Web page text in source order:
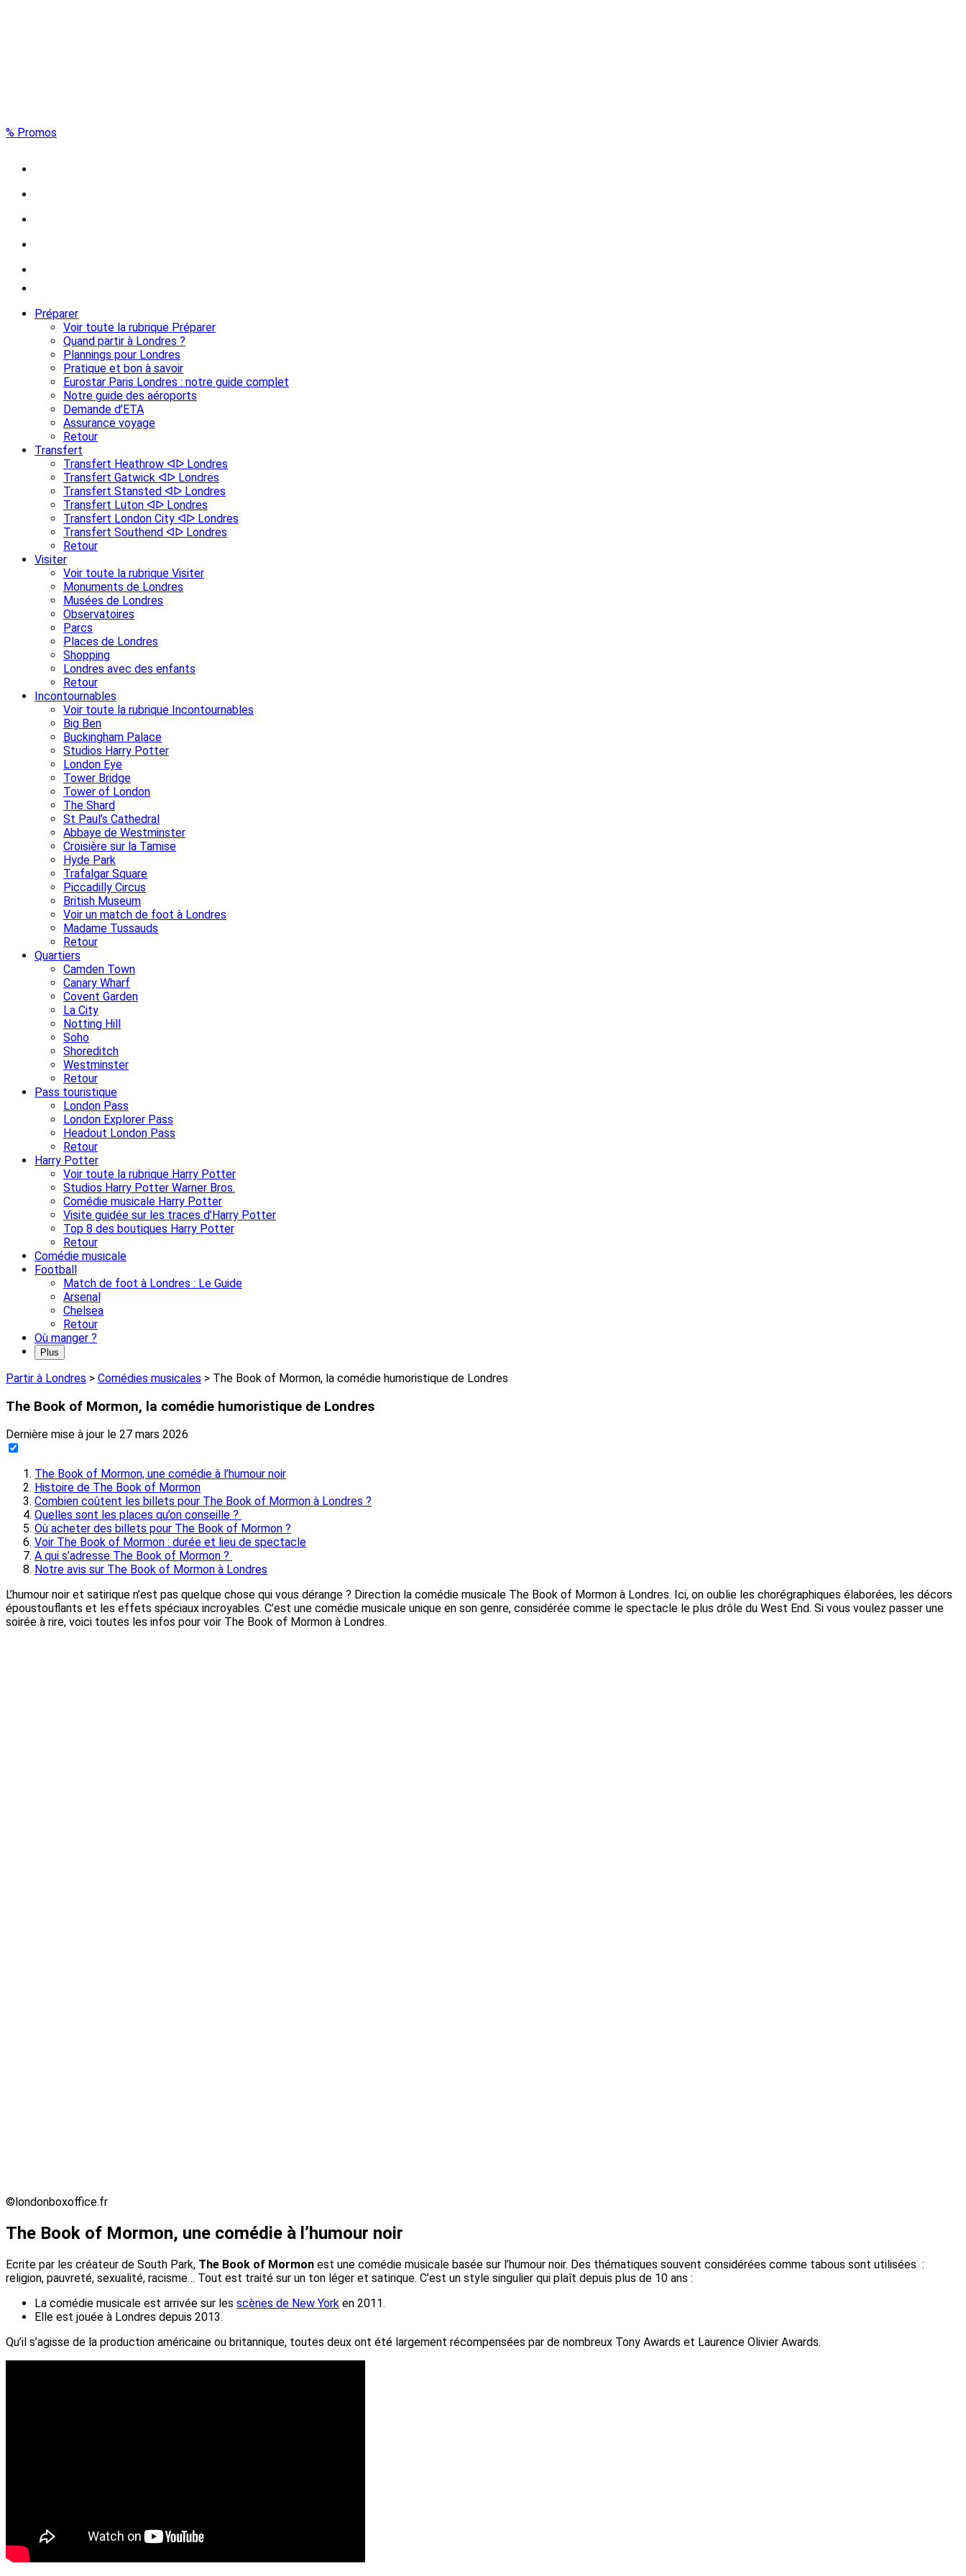
% Promos
Préparer
Voir toute la rubrique Préparer
Quand partir à Londres ?
Plannings pour Londres
Pratique et bon à savoir
Eurostar Paris Londres : notre guide complet
Notre guide des aéroports
Demande d’ETA
Assurance voyage
Retour
Transfert
Transfert Heathrow ᐊᐅ Londres
Transfert Gatwick ᐊᐅ Londres
Transfert Stansted ᐊᐅ Londres
Transfert Luton ᐊᐅ Londres
Transfert London City ᐊᐅ Londres
Transfert Southend ᐊᐅ Londres
Retour
Visiter
Voir toute la rubrique Visiter
Monuments de Londres
Musées de Londres
Observatoires
Parcs
Places de Londres
Shopping
Londres avec des enfants
Retour
Incontournables
Voir toute la rubrique Incontournables
Big Ben
Buckingham Palace
Studios Harry Potter
London Eye
Tower Bridge
Tower of London
The Shard
St Paul’s Cathedral
Abbaye de Westminster
Croisière sur la Tamise
Hyde Park
Trafalgar Square
Piccadilly Circus
British Museum
Voir un match de foot à Londres
Madame Tussauds
Retour
Quartiers
Camden Town
Canary Wharf
Covent Garden
La City
Notting Hill
Soho
Shoreditch
Westminster
Retour
Pass touristique
London Pass
London Explorer Pass
Headout London Pass
Retour
Harry Potter
Voir toute la rubrique Harry Potter
Studios Harry Potter Warner Bros.
Comédie musicale Harry Potter
Visite guidée sur les traces d’Harry Potter
Top 8 des boutiques Harry Potter
Retour
Comédie musicale
Football
Match de foot à Londres : Le Guide
Arsenal
Chelsea
Retour
Où manger ?
Plus
Partir à Londres > Comédies musicales > The Book of Mormon, la comédie humoristique de Londres
The Book of Mormon, la comédie humoristique de Londres
Dernière mise à jour le 27 mars 2026
The Book of Mormon, une comédie à l’humour noir
Histoire de The Book of Mormon
Combien coûtent les billets pour The Book of Mormon à Londres ?
Quelles sont les places qu’on conseille ?
Où acheter des billets pour The Book of Mormon ?
Voir The Book of Mormon : durée et lieu de spectacle
A qui s’adresse The Book of Mormon ?
Notre avis sur The Book of Mormon à Londres
L’humour noir et satirique n’est pas quelque chose qui vous dérange ? Direction la comédie musicale The Book of Mormon à Londres. Ici, on oublie les chorégraphiques élaborées, les décors
époustouflants et les effets spéciaux incroyables. C’est une comédie musicale unique en son genre, considérée comme le spectacle le plus drôle du West End. Si vous voulez passer une
soirée à rire, voici toutes les infos pour voir The Book of Mormon à Londres.
©londonboxoffice.fr
The Book of Mormon, une comédie à l’humour noir
Ecrite par les créateur de South Park, The Book of Mormon est une comédie musicale basée sur l’humour noir. Des thématiques souvent considérées comme tabous sont utilisées :
religion, pauvreté, sexualité, racisme… Tout est traité sur un ton léger et satirique. C’est un style singulier qui plaît depuis plus de 10 ans :
La comédie musicale est arrivée sur les scènes de New York en 2011.
Elle est jouée à Londres depuis 2013.
Qu’il s’agisse de la production américaine ou britannique, toutes deux ont été largement récompensées par de nombreux Tony Awards et Laurence Olivier Awards.